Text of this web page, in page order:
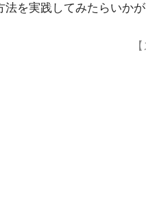
法を実践してみたらいかが